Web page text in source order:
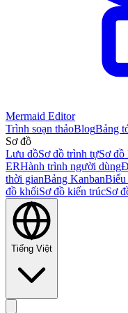
Mermaid Editor
Trình soạn thảoBlogBảng
Sơ đồ
Lưu đồSơ đồ trình tựSơ đồ
ERHành trình người dùng
thời gianBảng KanbanBiểu
đồ khốiSơ đồ kiến trúcSơ
Tiếng Việt